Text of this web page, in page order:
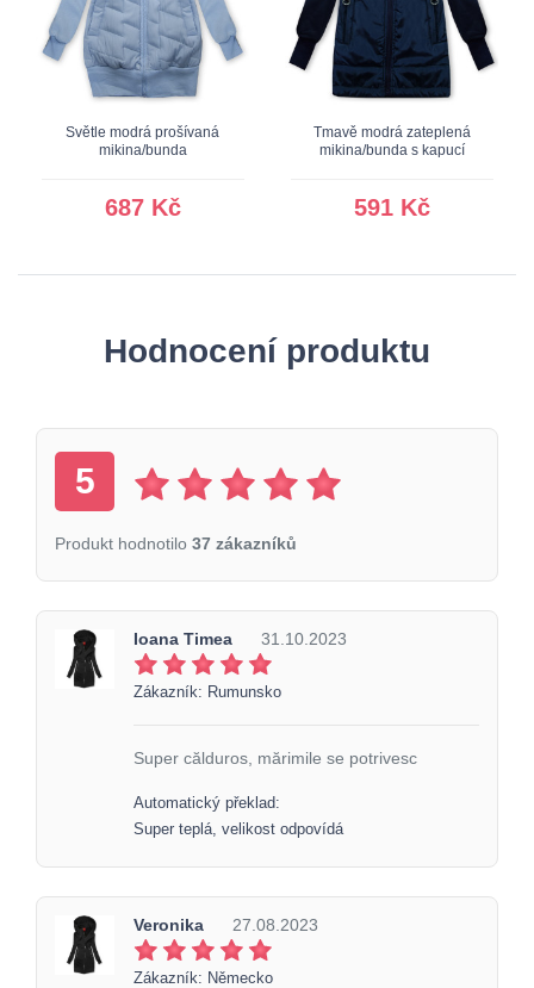
Světle modrá prošívaná
mikina/bunda
687 Kč
Tmavě modrá zateplená
mikina/bunda s kapucí
591 Kč
Hodnocení produktu
5
Produkt hodnotilo 37 zákazníků
Ioana Timea 31.10.2023
Zákazník: Rumunsko
Super călduros, mărimile se potrivesc
Automatický překlad:
Super teplá, velikost odpovídá
Veronika 27.08.2023
Zákazník: Německo